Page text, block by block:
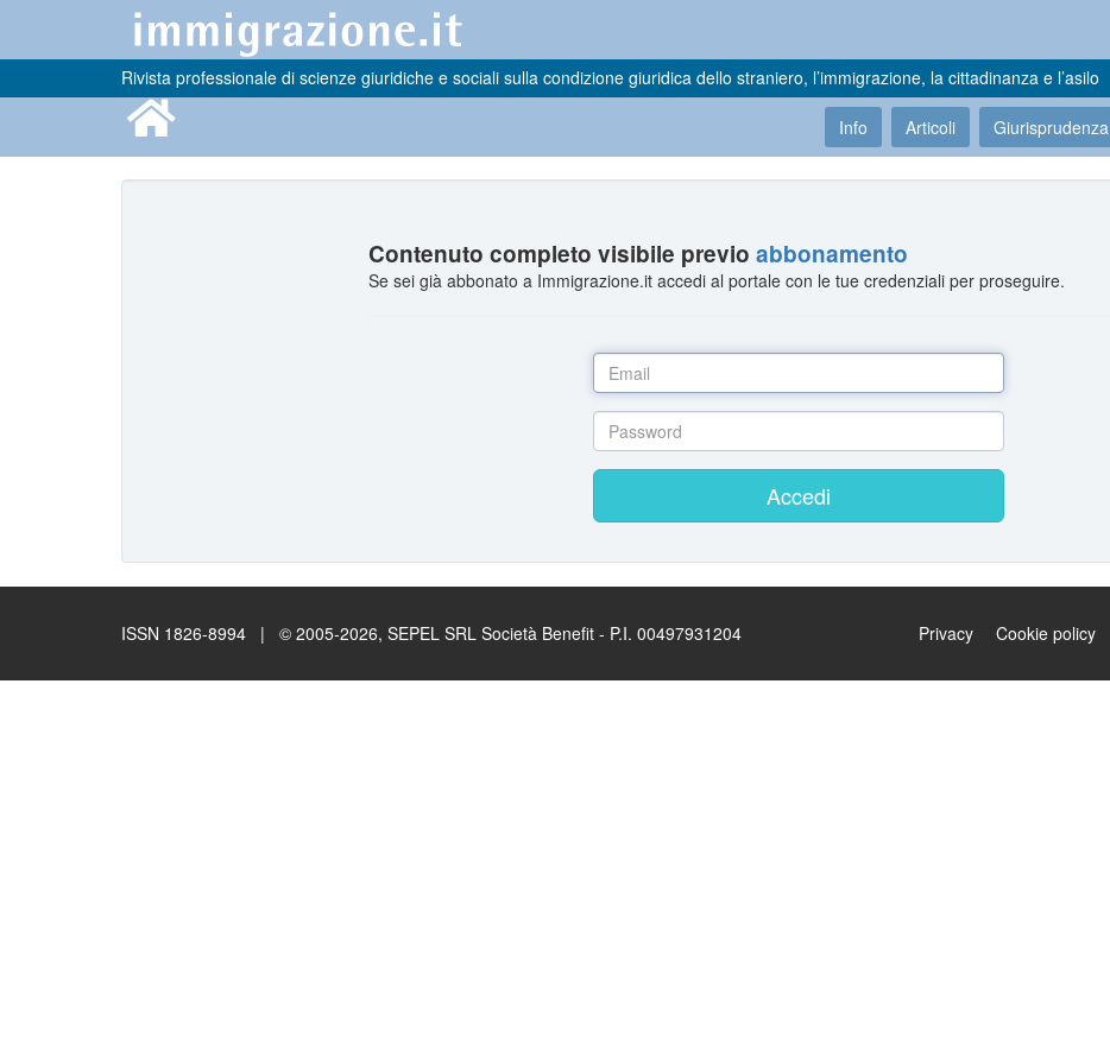
Rivista professionale di scienze giuridiche e sociali sulla condizione giuridica dello straniero, l’immigrazione, la cittadinanza e l’asilo
Info Articoli Giurisprudenza
Contenuto completo visibile previoabbonamento
Se sei già abbonato a Immigrazione.it accedi al portale con le tue credenziali per proseguire.
Accedi
ISSN 1826-8994 | © 2005-2026, SEPEL SRL Società Benefit - P.I. 00497931204 Privacy Cookie policy